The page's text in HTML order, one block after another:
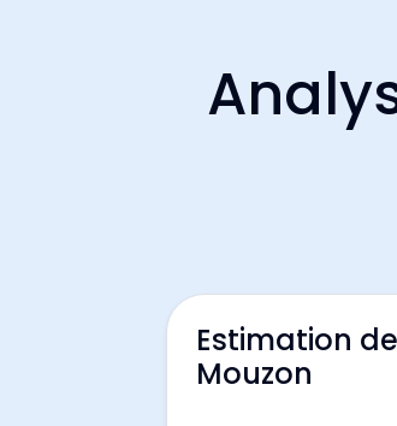
Estimation
Mouzon